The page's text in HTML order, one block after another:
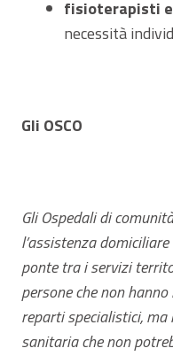
fisioterapisti
necessità
Gli OSCO
Gli Ospedali di
l’assistenza
ponte tra i servizi
persone che non
reparti specialistici, ma
sanitaria che non